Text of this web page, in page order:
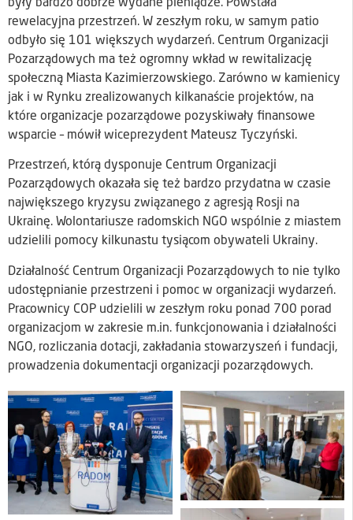
były bardzo dobrze wydane pieniądze. Powstała
rewelacyjna przestrzeń. W zeszłym roku, w samym patio
odbyło się 101 większych wydarzeń. Centrum Organizacji
Pozarządowych ma też ogromny wkład w rewitalizację
społeczną Miasta Kazimierzowskiego. Zarówno w kamienicy
jak i w Rynku zrealizowanych kilkanaście projektów, na
które organizacje pozarządowe pozyskiwały finansowe
wsparcie – mówił wiceprezydent Mateusz Tyczyński.
Przestrzeń, którą dysponuje Centrum Organizacji
Pozarządowych okazała się też bardzo przydatna w czasie
największego kryzysu związanego z agresją Rosji na
Ukrainę. Wolontariusze radomskich NGO wspólnie z miastem
udzielili pomocy kilkunastu tysiącom obywateli Ukrainy.
Działalność Centrum Organizacji Pozarządowych to nie tylko
udostępnianie przestrzeni i pomoc w organizacji wydarzeń.
Pracownicy COP udzielili w zeszłym roku ponad 700 porad
organizacjom w zakresie m.in. funkcjonowania i działalności
NGO, rozliczania dotacji, zakładania stowarzyszeń i fundacji,
prowadzenia dokumentacji organizacji pozarządowych.